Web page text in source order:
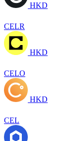
HKD
CELR
HKD
CELO
HKD
CEL